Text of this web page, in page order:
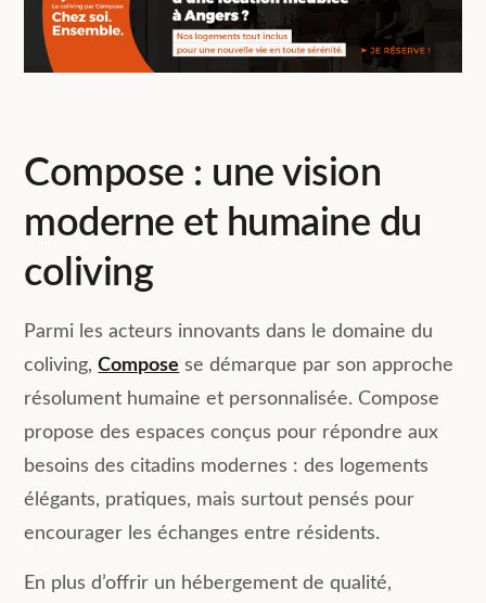
Compose : une vision
moderne et humaine du
coliving
Parmi les acteurs innovants dans le domaine du
coliving,Compose se démarque par son approche
résolument humaine et personnalisée. Compose
propose des espaces conçus pour répondre aux
besoins des citadins modernes : des logements
élégants, pratiques, mais surtout pensés pour
encourager les échanges entre résidents.
En plus d’offrir un hébergement de qualité,